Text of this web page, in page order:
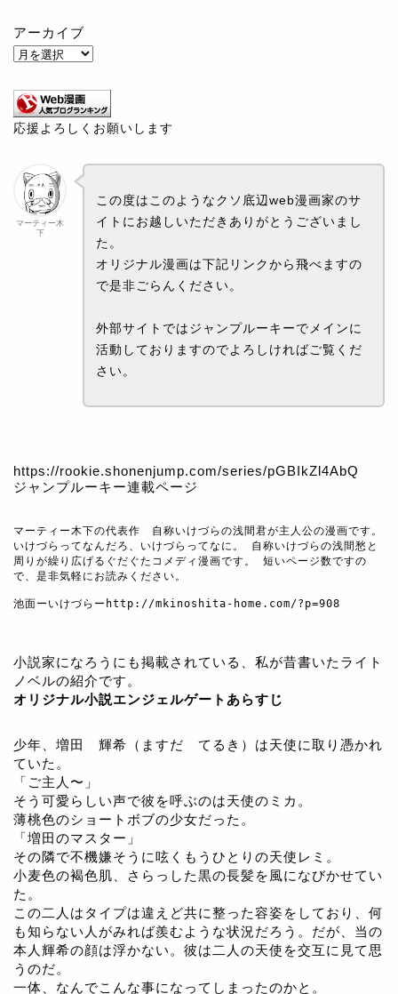
アーカイブ
応援よろしくお願いします
マーティー木
下
この度はこのようなクソ底辺web漫画家のサ
イトにお越しいただきありがとうございまし
た。
オリジナル漫画は下記リンクから飛べますの
で是非ごらんください。
外部サイトではジャンプルーキーでメインに
活動しておりますのでよろしければご覧くだ
さい。
https://rookie.shonenjump.com/series/pGBIkZl4AbQ
ジャンプルーキー連載ページ
マーティー木下の代表作　自称いけづらの浅間君が主人公の漫画です。
いけづらってなんだろ、いけづらってなに。 自称いけづらの浅間愁と
周りが繰り広げるぐだぐたコメディ漫画です。 短いページ数ですの
で、是非気軽にお読みください。
池面ーいけづらー http://mkinoshita-home.com/?p=908
小説家になろうにも掲載されている、私が昔書いたライト
ノベルの紹介です。
オリジナル小説エンジェルゲートあらすじ
少年、増田 輝希（ますだ てるき）は天使に取り憑かれ
ていた。
「ご主人〜」
そう可愛らしい声で彼を呼ぶのは天使のミカ。
薄桃色のショートボブの少女だった。
「増田のマスター」
その隣で不機嫌そうに呟くもうひとりの天使レミ。
小麦色の褐色肌、さらっした黒の長髪を風になびかせてい
た。
この二人はタイプは違えど共に整った容姿をしており、何
も知らない人がみれば羨むような状況だろう。だが、当の
本人輝希の顔は浮かない。彼は二人の天使を交互に見て思
うのだ。
一体、なんでこんな事になってしまったのかと。